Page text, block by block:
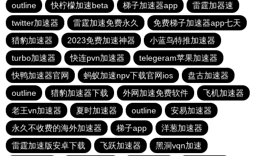
outline
快柠檬加速beta 梯子加速器app
雷霆加器速
twitter加速器
雷霆加速免费永久
免费梯子加速器app七天
猎豹加速器
2023免费加速神器
小蓝鸟特推加速器
turbo加速器
快连pvn加速器
telegeram苹果加速器
快鸭加速器官网
蚂蚁加速npv下载官网ios
盘古加速器
outline
猎豹加速器下载 外网加速免费软件
飞机加速器
老王vn加速器
夏时加速器 outline
安易加速器
永久不收费的海外加速器
梯子app
洋葱加速器
雷霆加速版安卓下载
飞跃加速器 黑洞vqn加速